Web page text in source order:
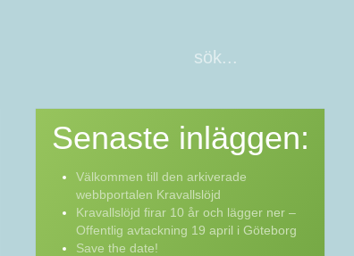
Senaste inläggen:
Välkommen till den arkiverade
webbportalen Kravallslöjd
Kravallslöjd firar 10 år och lägger ner –
Offentlig avtackning 19 april i Göteborg
Save the date!